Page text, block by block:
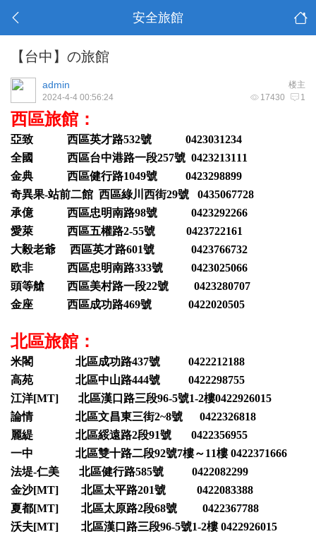
安全旅館
【台中】の旅館
楼主
admin
17430 1
2024-4-4 00:56:24
西區旅館：
亞致 西區英才路532號 0423031234
全國 西區台中港路一段257號 0423213111
金典 西區健行路1049號 0423298899
奇異果-站前二館 西區綠川西街29號 0435067728
承億 西區忠明南路98號 0423292266
愛萊 西區五權路2-55號 0423722161
大毅老爺 西區英才路601號 0423766732
欧非 西區忠明南路333號 0423025066
頭等艙 西區美村路一段22號 0423280707
金座 西區成功路469號 0422020505
北區旅館：
米閣 北區成功路437號 0422212188
高苑 北區中山路444號 0422298755
江洋[MT] 北區漢口路三段96-5號1-2樓0422926015
論情 北區文昌東三街2~8號 0422326818
麗緹 北區綏遠路2段91號 0422356955
一中 北區雙十路二段92號7樓～11樓 0422371666
法堤-仁美 北區健行路585號 0422082299
金沙[MT] 北區太平路201號 0422083388
夏都[MT] 北區太原路2段68號 0422367788
沃夫[MT] 北區漢口路三段96-5號1-2樓 0422926015